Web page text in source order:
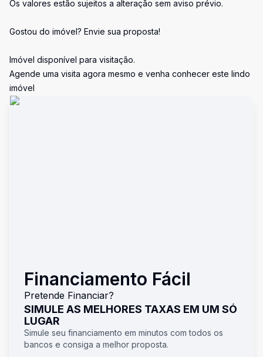
Os valores estão sujeitos a alteração sem aviso prévio.
Gostou do imóvel? Envie sua proposta!
Imóvel disponível para visitação.
Agende uma visita agora mesmo e venha conhecer este lindo
imóvel
Financiamento Fácil
Pretende Financiar?
SIMULE AS MELHORES TAXAS EM UM SÓ
LUGAR
Simule seu financiamento em minutos com todos os
bancos e consiga a melhor proposta.